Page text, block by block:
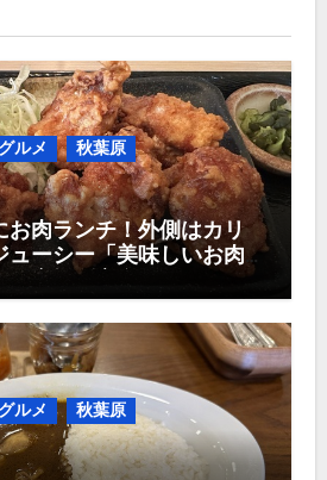
グルメ
秋葉原
お肉ランチ！外側はカリ
ューシー「美味しいお肉
唐揚げ定食980円！
グルメ
秋葉原